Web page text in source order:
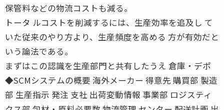
保管料などの物流コストも減る。
トータ ルコストを削減するには、生産効率を追及し て
いた従来のやり方より、生産頻度を高める 方が有効だと
いう論法である。
まずはこの認識を生産部門と共有したうえ 倉庫・デポ
◆SCMシステムの概要 海外メーカー 得意先 購買部 製造
部 生産指示 発注 支社 出荷変動情報 事業部 ロジスティ